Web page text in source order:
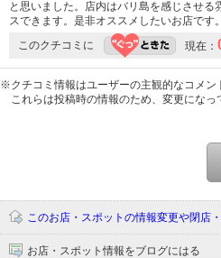
と思いました。店内はバリ島を感じさせ
スできます。是非オススメしたいお店です。
このクチコミに 現在：
※クチコミ情報はユーザーの主観的なコメン
これらは投稿時の情報のため、変更になっ
このお店・スポットの情報変更や閉店
お店・スポット情報をブログにはる